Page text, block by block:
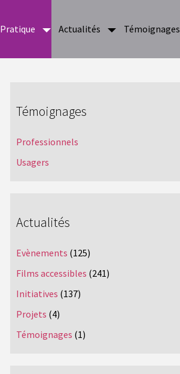
Pratique Actualités Témoignages
Témoignages
Professionnels
Usagers
Actualités
Evènements (125)
Films accessibles (241)
Initiatives (137)
Projets (4)
Témoignages (1)